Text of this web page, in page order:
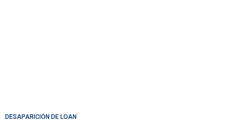
DESAPARICIÓN DE LOAN